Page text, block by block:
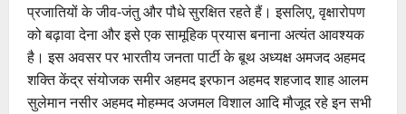
प्रजातियों के जीव-जंतु और पौधे सुरक्षित रहते हैं। इसलिए, वृक्षारोपण
को बढ़ावा देना और इसे एक सामूहिक प्रयास बनाना अत्यंत आवश्यक
है। इस अवसर पर भारतीय जनता पार्टी के बूथ अध्यक्ष अमजद अहमद
शक्ति केंद्र संयोजक समीर अहमद इरफान अहमद शहजाद शाह आलम
सुलेमान नसीर अहमद मोहम्मद अजमल विशाल आदि मौजूद रहे इन सभी